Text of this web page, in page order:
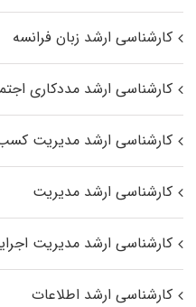
کارشناسی ارشد زبان فرانسه
کارشناسی ارشد مددکاری
کارشناسی ارشد مدیریت
کارشناسی ارشد مدیریت
کارشناسی ارشد مدیریت
کارشناسی ارشد اطلاعات